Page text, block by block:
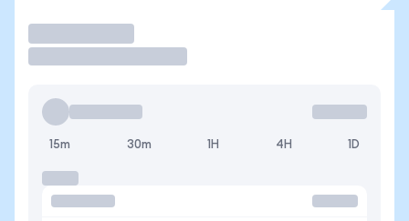
15m 30m 1H 4H 1D